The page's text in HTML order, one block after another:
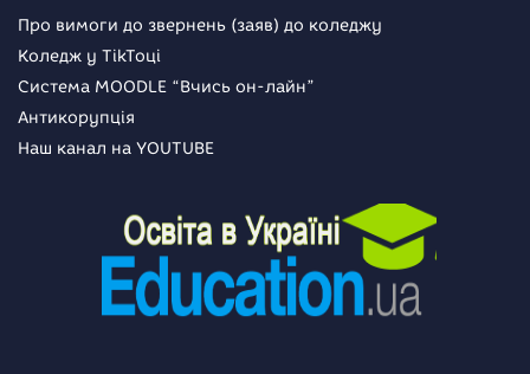
Про вимоги до звернень (заяв) до коледжу
Коледж у TikToці
Система MOODLE “Вчись он-лайн”
Антикорупція
Наш канал на YOUTUBE